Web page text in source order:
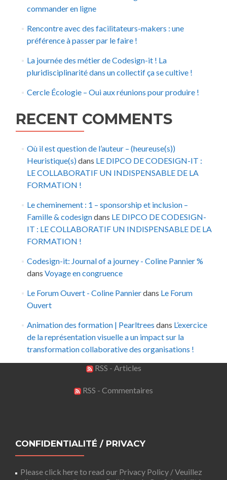
commander en ligne
Rencontre avec des facilitateurs-makers : une
préférence à passer par le faire !
La journée des métier de Codesign-it ! La
pluridisciplinarité dans un collectif ça se cultive !
Cercle Écologie – Oui aux réunions pour produire !
RECENT COMMENTS
Où il est question de l’auteur – (heureuse(s))
Heuristique(s)dans LE DIPCO DE CODESIGN-IT :
LE COLLABORATIF UN INDISPENSABLE DE LA
FORMATION !
Le cheminement : 1 – sponsorship et inclusion –
Famille & codesigndans LE DIPCO DE CODESIGN-
IT : LE COLLABORATIF UN INDISPENSABLE DE LA
FORMATION !
Codesign-it: Journal of a journey - Coline Pannier %
dans Voyage en congruence
Le Forum Ouvert - Coline Pannierdans Le Forum
Ouvert
Animation des formation | Pearltrees dans L’exercice
de la représentation visuelle a un impact sur la
transformation collaborative des organisations !
RSS - Articles
RSS - Commentaires
CONFIDENTIALITÉ / PRIVACY
Please click here to read our Privacy Policy / Veuillez